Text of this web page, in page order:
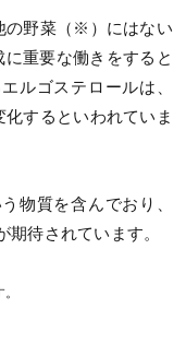
の野菜（※）にはない
重要な働きをすると
ルゴステロールは、
するといわれていま
物質を含んでおり、
待されています。